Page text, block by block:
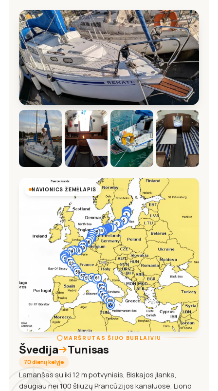
NAVIONICS ŽEMĖLAPIS
MARŠRUTAS ŠIUO BURLAIVIU
Švedija Tunisas
70 dienų kelyje
Lamanšas su iki 12 m potvyniais, Biskajos įlanka,
daugiau nei 100 šliuzų Prancūzijos kanaluose, Liono